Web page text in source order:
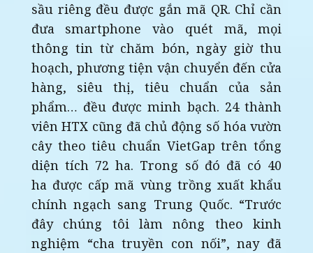
sầu riêng đều được gắn mã QR. Chỉ cần
đưa smartphone vào quét mã, mọi
thông tin từ chăm bón, ngày giờ thu
hoạch, phương tiện vận chuyển đến cửa
hàng, siêu thị, tiêu chuẩn của sản
phẩm… đều được minh bạch. 24 thành
viên HTX cũng đã chủ động số hóa vườn
cây theo tiêu chuẩn VietGap trên tổng
diện tích 72 ha. Trong số đó đã có 40
ha được cấp mã vùng trồng xuất khẩu
chính ngạch sang Trung Quốc. “Trước
đây chúng tôi làm nông theo kinh
nghiệm “cha truyền con nối”, nay đã